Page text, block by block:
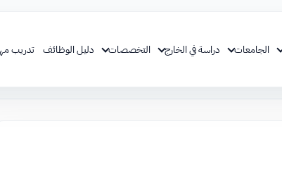
الجامعات دراسة في الخارج التخصصات دليل الوظائف تدريب